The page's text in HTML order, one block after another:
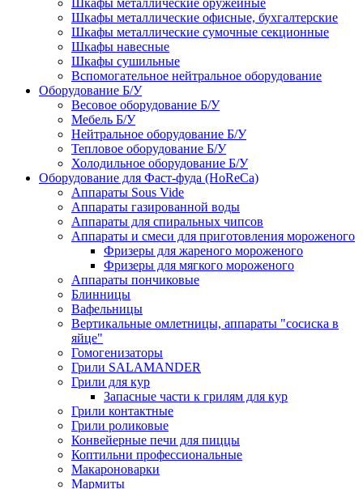
Шкафы металлические оружейные
Шкафы металлические офисные, бухгалтерские
Шкафы металлические сумочные секционные
Шкафы навесные
Шкафы сушильные
Вспомогательное нейтральное оборудование
Оборудование Б/У
Весовое оборудование Б/У
Мебель Б/У
Нейтральное оборудование Б/У
Тепловое оборудование Б/У
Холодильное оборудование Б/У
Оборудование для Фаст-фуда (HoReCa)
Аппараты Sous Vide
Аппараты газированной воды
Аппараты для спиральных чипсов
Аппараты и смеси для приготовления мороженого
Фризеры для жареного мороженого
Фризеры для мягкого мороженого
Аппараты пончиковые
Блинницы
Вафельницы
Вертикальные омлетницы, аппараты "сосиска в
яйце"
Гомогенизаторы
Грили SALAMANDER
Грили для кур
Запасные части к грилям для кур
Грили контактные
Грили роликовые
Конвейерные печи для пиццы
Коптильни профессиональные
Макароноварки
Мармиты